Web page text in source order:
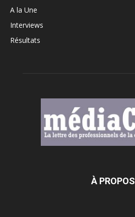
A la Une
Interviews
Résultats
À PROPOS